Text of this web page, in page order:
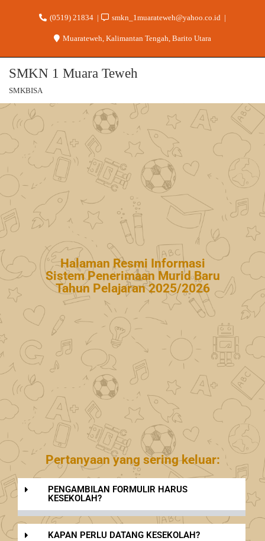
(0519) 21834 smkn_1muarateweh@yahoo.co.id
Muarateweh, Kalimantan Tengah, Barito Utara
SMKN 1 Muara Teweh
SMKBISA
Halaman Resmi Informasi
Sistem Penerimaan Murid Baru
Tahun Pelajaran 2025/2026
Pertanyaan yang sering keluar:
PENGAMBILAN FORMULIR HARUS
KESEKOLAH?
KAPAN PERLU DATANG KESEKOLAH?